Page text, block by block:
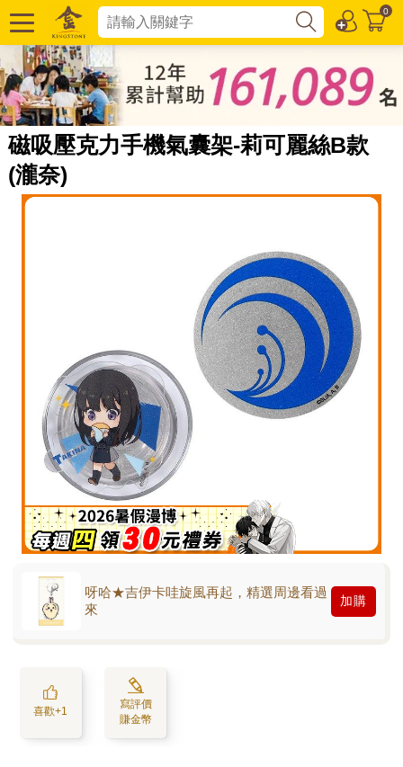
0
磁吸壓克力手機氣囊架-莉可麗絲B款
(瀧奈)
呀哈★吉伊卡哇旋風再起，精選周邊看過
來
加購
喜歡+1
寫評價
賺金幣